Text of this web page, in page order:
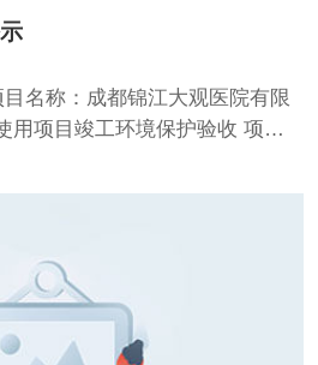
名称：成都锦江大观医院有限
用项目竣工环境保护验收 项目